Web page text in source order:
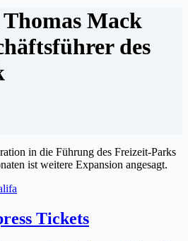
Mack
des
in die Führung des Freizeit-Parks
ist weitere Expansion angesagt.
Tickets